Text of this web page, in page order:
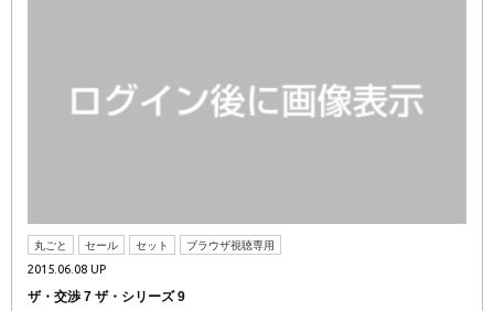
丸ごと セール セット ブラウザ視聴専用
2015.06.08 UP
ザ・交渉 7 ザ・シリーズ 9